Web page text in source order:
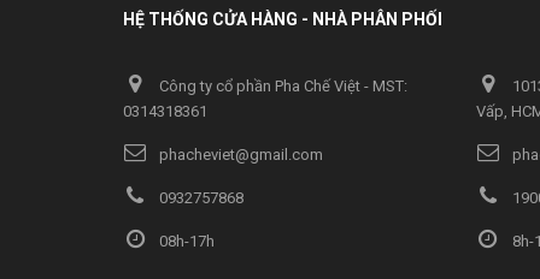
HỆ THỐNG CỬA HÀNG - NHÀ PHÂN PHỐI
Công ty cổ phần Pha Chế Việt - MST:
0314318361
phacheviet@gmail.com
0932757868
08h-17h
Vấp,
8h-